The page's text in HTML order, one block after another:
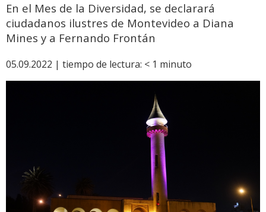
En el Mes de la Diversidad, se declarará
ciudadanos ilustres de Montevideo a Diana
Mines y a Fernando Frontán
05.09.2022 | tiempo de lectura: < 1 minuto